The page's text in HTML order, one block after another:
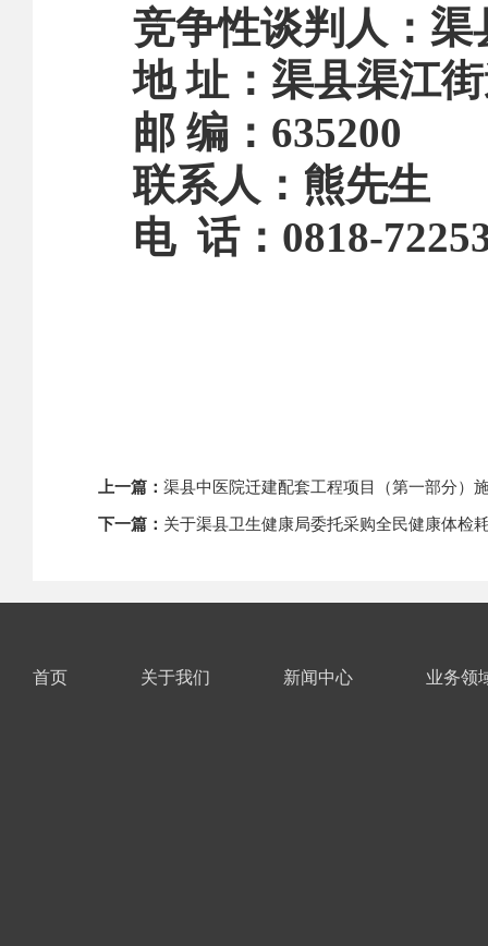
竞争性谈判人：
地 址：渠县渠江
邮 编： 635200
联系人：熊先生
电 话： 0818-
上一篇： 渠县中医院迁建配套工程项目（第一部分）
下一篇： 关于渠县卫生健康局委托采购全民健康体检
首页 关于我们 新闻中心 业务领